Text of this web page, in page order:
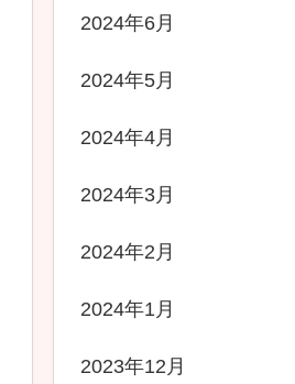
2024年6月
2024年5月
2024年4月
2024年3月
2024年2月
2024年1月
2023年12月